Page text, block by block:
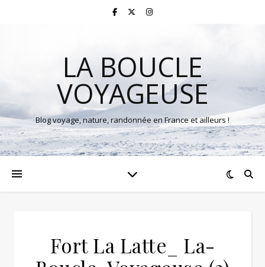
LA BOUCLE
VOYAGEUSE
Blog voyage, nature, randonnée en France et ailleurs !
Fort La Latte_ La-